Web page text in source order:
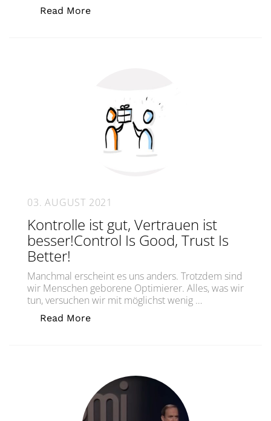
Read More„Wie funktioniert Agilität? Agile –
03. AUGUST 2021
Kontrolle ist gut, Vertrauen ist
besser!Control Is Good, Trust Is
Better!
Manchmal erscheint es uns anders. Trotzdem sind
wir Menschen geborene Optimierer. Alles, was wir
tun, versuchen wir mit möglichst wenig …
Read More„Kontrolle ist gut, Vertrauen ist